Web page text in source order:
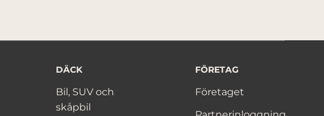
DÄCK
Bil, SUV och
skåpbil
FÖRETAG
Företaget